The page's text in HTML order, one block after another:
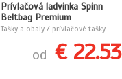
Prívlačová ladvinka Spinn
Beltbag Premium
Tašky a obaly / prívlačové tašky
od € 22.53